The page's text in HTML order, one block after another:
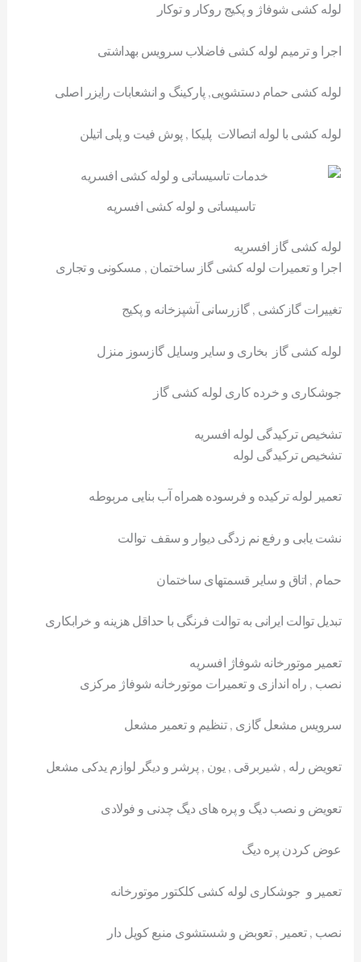
لوله کشی شوفاژ و پکیج روکار و توکار
اجرا و ترمیم لوله کشی فاضلاب سرویس بهداشتی
لوله کشی حمام دستشویی, پارکینگ و انشعابات رایزر اصلی
لوله کشی با لوله اتصالات پلیکا , پوش فیت و پلی اتیلن
تاسیساتی و لوله کشی افسریه
لوله کشی گاز افسریه
اجرا و تعمیرات لوله کشی گاز ساختمان , مسکونی و تجاری
تغییرات گازکشی , گازرسانی آشپزخانه و پکیج
لوله کشی گاز بخاری و سایر وسایل گازسوز منزل
جوشکاری و خرده کاری لوله کشی گاز
تشخیص ترکیدگی لوله افسریه
تشخیص ترکیدگی لوله
تعمیر لوله ترکیده و فرسوده همراه آب بنایی مربوطه
نشت یابی و رفع نم زدگی دیوار و سقف توالت
حمام , اتاق و سایر قسمتهای ساختمان
تبدیل توالت ایرانی به توالت فرنگی با حداقل هزینه و خرابکاری
تعمیر موتورخانه شوفاژ افسریه
نصب , راه اندازی و تعمیرات موتورخانه شوفاژ مرکزی
سرویس مشعل گازی , تنظیم و تعمیر مشعل
تعویض رله , شیربرقی , یون , پرشر و دیگر لوازم یدکی مشعل
تعویض و نصب دیگ و پره های دیگ چدنی و فولادی
عوض کردن پره دیگ
تعمیر و جوشکاری لوله کشی کلکتور موتورخانه
نصب , تعمیر , تعوبض و شستشوی منبع کویل دار